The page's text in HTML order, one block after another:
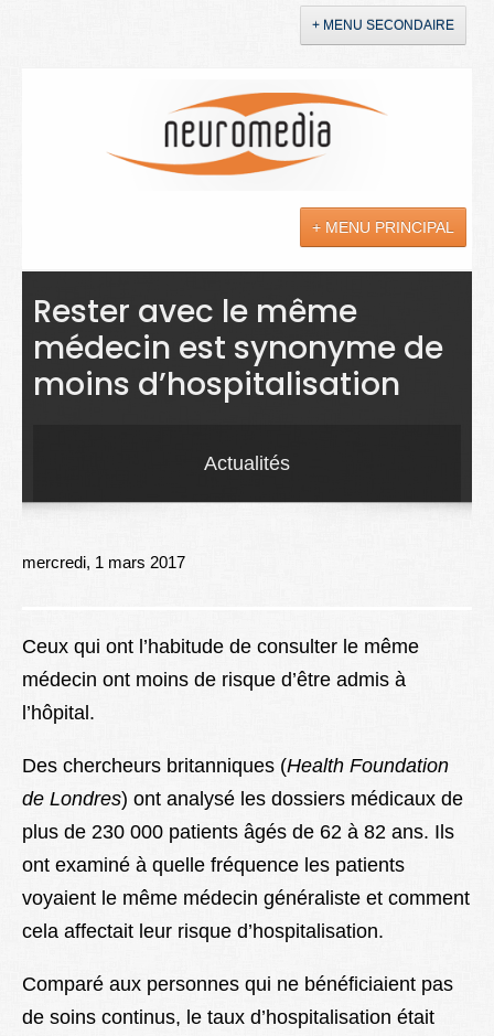
+ MENU SECONDAIRE
+ MENU PRINCIPAL
Actualités
Sciences
Maladies
Better Health
Rester avec le même
médecin est synonyme de
moins d’hospitalisation
Actualités
mercredi, 1 mars 2017
Ceux qui ont l’habitude de consulter le même
médecin ont moins de risque d’être admis à
l’hôpital.
Des chercheurs britanniques (Health Foundation
de Londres) ont analysé les dossiers médicaux de
plus de 230 000 patients âgés de 62 à 82 ans. Ils
ont examiné à quelle fréquence les patients
voyaient le même médecin généraliste et comment
cela affectait leur risque d’hospitalisation.
Comparé aux personnes qui ne bénéficiaient pas
de soins continus, le taux d’hospitalisation était